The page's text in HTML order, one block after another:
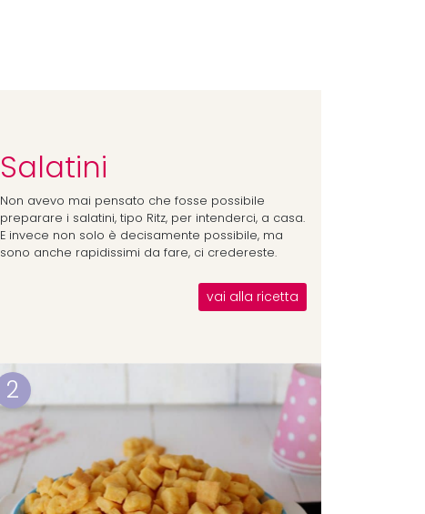
Salatini
Non avevo mai pensato che fosse possibile
preparare i salatini, tipo Ritz, per intenderci, a casa.
E invece non solo è decisamente possibile, ma
sono anche rapidissimi da fare, ci credereste.
vai alla ricetta
2